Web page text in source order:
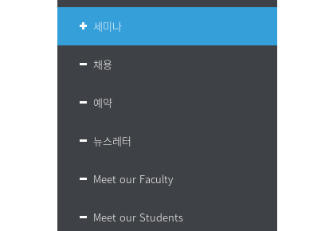
세미나
채용
예약
뉴스레터
Meet our Faculty
Meet our Students